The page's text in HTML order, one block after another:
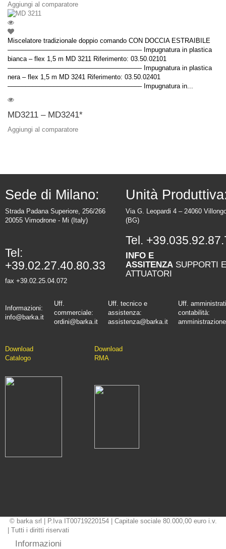
Aggiungi al comparatore
Miscelatore tradizionale doppio comando CON DOCCIA ESTRAIBILE
–––––––––––––––––––––––––––––––––––––– Impugnatura in plastica
bianca – flex 1,5 m MD 3211 Riferimento: 03.50.02101
–––––––––––––––––––––––––––––––––––––– Impugnatura in plastica
nera – flex 1,5 m MD 3241 Riferimento: 03.50.02401
–––––––––––––––––––––––––––––––––––––– Impugnatura in...
MD3211 – MD3241*
Aggiungi al comparatore
Sede di Milano:
Strada Padana Superiore, 256/266
20055 Vimodrone - Mi (Italy)
Tel:
+39.02.27.40.80.33
fax +39.02.25.04.072
Unità
Via G. Leopardi 4 – 24060
(BG)
Tel.
INFO E
ASSITENZA SUPPORTI E
ATTUATORI
Informazioni:
info@barka.it
Uff.
commerciale:
ordini@barka.it
Uff. tecnico e
assistenza:
assistenza@barka.it
Uff.
contabilità:
Download
Catalogo
Download
RMA
© barka srl | P.Iva IT00719220154 | Capitale sociale 80.000,00 euro i.v.
| Tutti i diritti riservati
Informazioni